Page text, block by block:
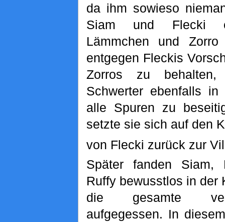
da ihm sowieso
Siam und Flecki
Lämmchen und
entgegen Fleckis
Zorros zu
Schwerter ebenfalls
alle Spuren zu
setzte sie sich auf den
von Flecki zurück zur
Später fanden Siam,
Ruffy bewusstlos in der
die gesamte
aufgegessen. In